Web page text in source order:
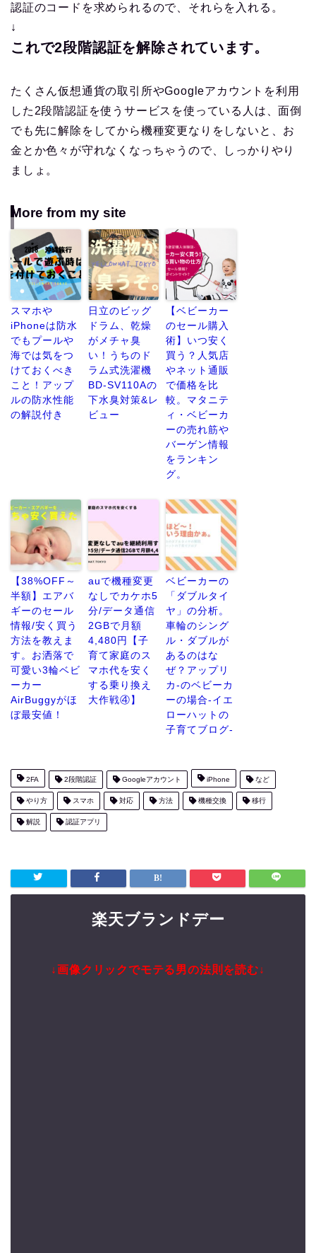
認証のコードを求められるので、それらを入れる。
↓
これで2段階認証を解除されています。
たくさん仮想通貨の取引所やGoogleアカウントを利用
した2段階認証を使うサービスを使っている人は、面倒
でも先に解除をしてから機種変更なりをしないと、お
金とか色々が守れなくなっちゃうので、しっかりやり
ましょ。
More from my site
スマホや
iPhoneは防水
でもプールや
海では気をつ
けておくべき
こと！アップ
ルの防水性能
の解説付き
日立のビッグ
ドラム、乾燥
がメチャ臭
い！うちのド
ラム式洗濯機
BD-SV110Aの
下水臭対策&レ
ビュー
【ベビーカー
のセール購入
術】いつ安く
買う？人気店
やネット通販
で価格を比
較。マタニテ
ィ・ベビーカ
ーの売れ筋や
バーゲン情報
をランキン
グ。
【38%OFF～
半額】エアバ
ギーのセール
情報/安く買う
方法を教えま
す。お洒落で
可愛い3輪ベビ
ーカー
AirBuggyがほ
ぼ最安値！
auで機種変更
なしでカケホ5
分/データ通信
2GBで月額
4,480円【子
育て家庭のス
マホ代を安く
する乗り換え
大作戦④】
ベビーカーの
「ダブルタイ
ヤ」の分析。
車輪のシング
ル・ダブルが
あるのはな
ぜ？アップリ
カ-のベビーカ
ーの場合-イエ
ローハットの
子育てブログ-
2FA 2段階認証 Googleアカウント iPhone など
やり方 スマホ 対応 方法 機種交換 移行
解説 認証アプリ
楽天ブランドデー
↓画像クリックでモテる男の法則を読む↓